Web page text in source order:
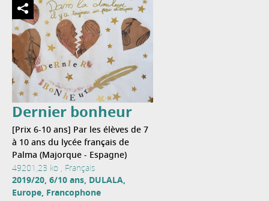
Dernier bonheur
[Prix 6-10 ans] Par les élèves de 7
à 10 ans du lycée français de
Palma (Majorque - Espagne)
49201,23 ko , Français
2019/20, 6/10 ans, DULALA,
Europe, Francophone